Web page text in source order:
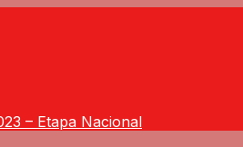
– Etapa Nacional